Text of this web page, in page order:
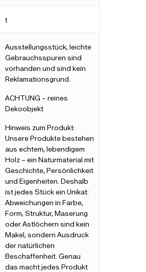
1
Ausstellungsstück, leichte
Gebrauchsspuren sind
vorhanden und sind kein
Reklamationsgrund.
ACHTUNG – reines
Dekoobjekt
Hinweis zum Produkt:
Unsere Produkte bestehen
aus echtem, lebendigem
Holz – ein Naturmaterial mit
Geschichte, Persönlichkeit
und Eigenheiten. Deshalb
ist jedes Stück ein Unikat:
Abweichungen in Farbe,
Form, Struktur, Maserung
oder Astlöchern sind kein
Makel, sondern Ausdruck
der natürlichen
Beschaffenheit. Genau
das macht jedes Produkt